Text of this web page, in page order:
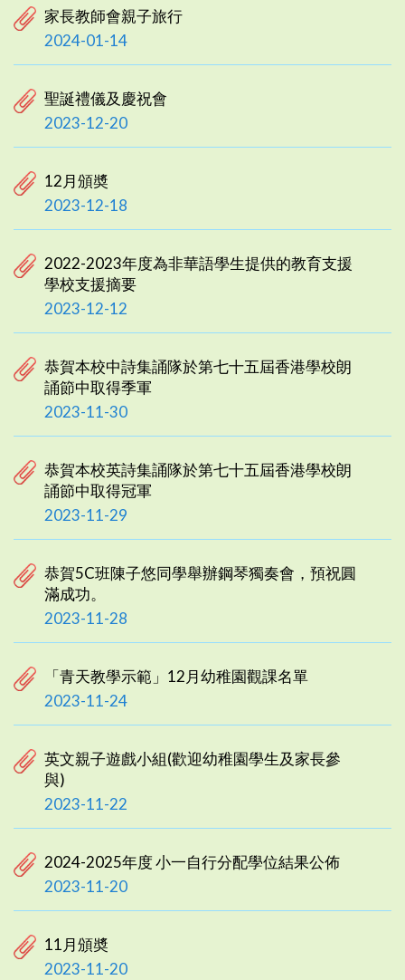
家長教師會親子旅行
2024-01-14
聖誕禮儀及慶祝會
2023-12-20
12月頒奬
2023-12-18
2022-2023年度為非華語學生提供的教育支援
學校支援摘要
2023-12-12
恭賀本校中詩集誦隊於第七十五屆香港學校朗
誦節中取得季軍
2023-11-30
恭賀本校英詩集誦隊於第七十五屆香港學校朗
誦節中取得冠軍
2023-11-29
恭賀5C班陳子悠同學舉辦鋼琴獨奏會，預祝圓
滿成功。
2023-11-28
「青天教學示範」12月幼稚園觀課名單
2023-11-24
英文親子遊戲小組(歡迎幼稚園學生及家長參
與)
2023-11-22
2024-2025年度 小一自行分配學位結果公佈
2023-11-20
11月頒奬
2023-11-20